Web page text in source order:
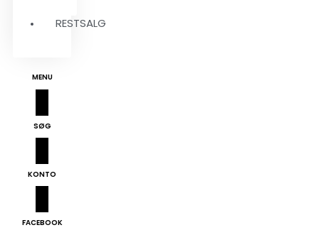
RESTSALG
MENU
SØG
KONTO
FACEBOOK